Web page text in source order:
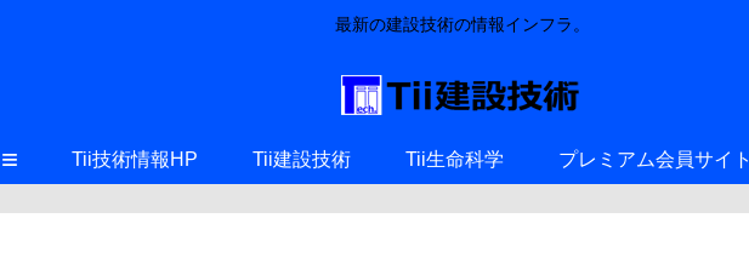
最新の建設技術の情報インフラ。
≡ Tii技術情報HP Tii建設技術 Tii生命科学 プレミアム会員サイト